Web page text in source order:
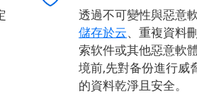
透過不可變性與惡意
儲存於云、重複資料
索软件或其他惡意軟
境前,先對备份進行威
的資料乾淨且安全。